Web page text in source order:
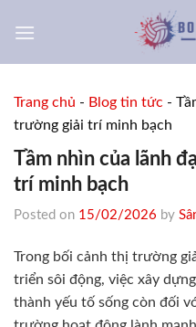
Trang chủ - Blog tin tức -
trường giải trí minh bạch
Tầm nhìn của lãnh
trí minh bạch
Posted on 15/02/2026 by
Trong bối cảnh thị trường
triển sôi động, việc xây
thành yếu tố sống còn đối